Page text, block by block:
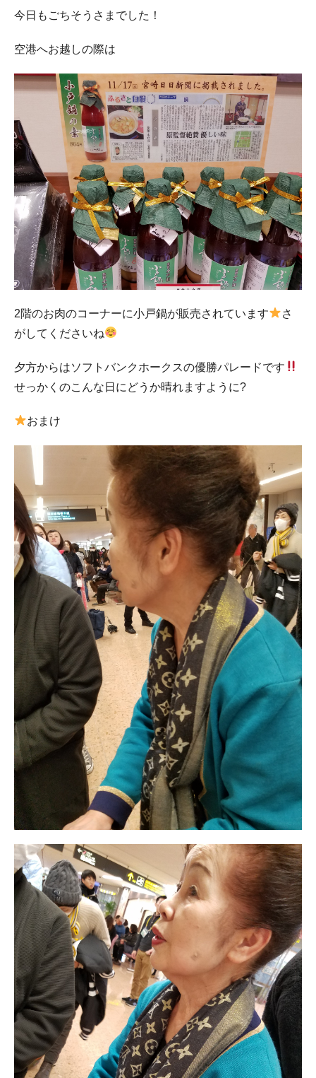
今日もごちそうさまでした！
空港へお越しの際は
2階のお肉のコーナーに小戸鍋が販売されています
さ
がしてくださいね
夕方からはソフトバンクホークスの優勝パレードです
せっかくのこんな日にどうか晴れますように?
おまけ